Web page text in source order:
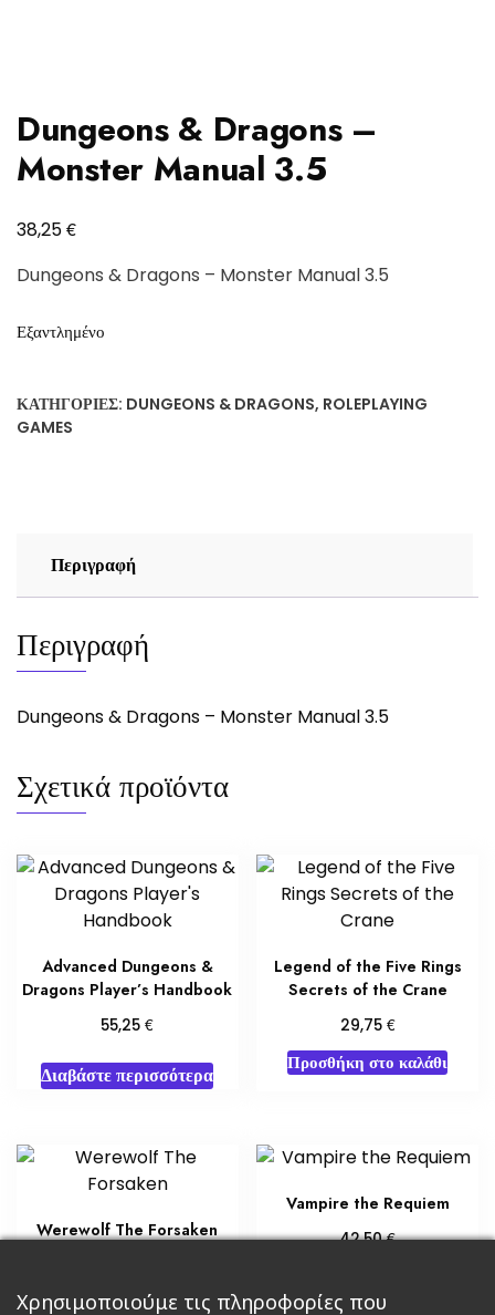
Dungeons & Dragons –
Monster Manual 3.5
38,25€
Dungeons & Dragons – Monster Manual 3.5
Εξαντλημένο
ΚΑΤΗΓΟΡΊΕΣ: DUNGEONS & DRAGONS, ROLEPLAYING
GAMES
Περιγραφή
Περιγραφή
Dungeons & Dragons – Monster Manual 3.5
Σχετικά προϊόντα
Advanced Dungeons &
Dragons Player’s Handbook
55,25€
Διαβάστε περισσότερα
Legend of the Five Rings
Secrets of the Crane
29,75 €
Προσθήκη στο καλάθι
Werewolf The Forsaken
Vampire the Requiem
42,50€
Διαβάστε περισσότερα
Χρησιμοποιούμε τις πληροφορίες που